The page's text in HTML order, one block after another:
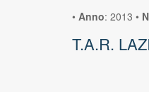
• Anno: 2013 •
T.A.R.